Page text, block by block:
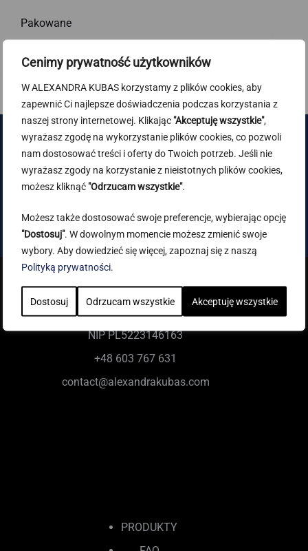
Cenimy prywatność użytkowników
W ALEXANDRA KUBAS korzystamy z plików cookies, aby
zapewnić Ci najlepsze doświadczenia podczas korzystania z
naszej strony internetowej. Klikając "Akceptuję wszystkie",
wyrażasz zgodę na wykorzystanie plików cookies, co pozwoli
nam dostosować treści i oferty do Twoich potrzeb. Jeśli nie
wyrażasz zgody na korzystanie z nieistotnych plików cookies,
możesz kliknąć "Odrzucam wszystkie".
Możesz także dostosować swoje preferencje, wybierając opcję
"Dostosuj". W dowolnym momencie możesz zmienić swoje
wybory. Aby dowiedzieć się więcej, zapoznaj się z naszą
Polityką prywatności.
Dostosuj Odrzucam wszystkie Akceptuję wszystkie
Pakowane
Dołącz do nas
Kontynuując, akceptujesz politykę prywatności
LIKAMA Sp. z o.o.
ul. Cząstkowska 34
NIP PL5223146163
+48 603 767 631
contact@alexandrakubas.com
PRODUKTY